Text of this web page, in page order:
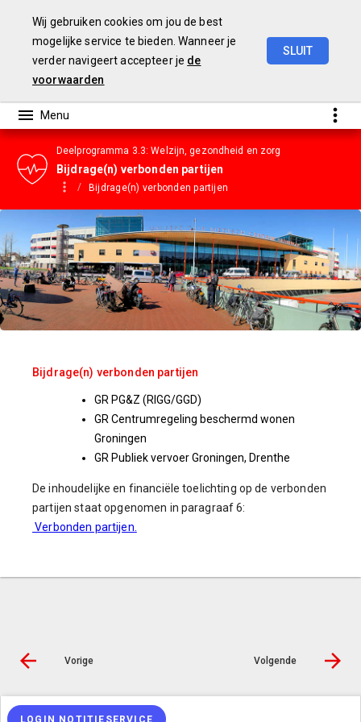
Wij gebruiken cookies om jou de best
mogelijke service te bieden. Wanneer je
verder navigeert accepteer je de
voorwaarden
SLUIT
Deelprogramma 3.3: Welzijn, gezondheid en zorg
Bijdrage(n) verbonden partijen
Bijdrage(n) verbonden partijen
Bijdrage(n) verbonden partijen
GR PG&Z (RIGG/GGD)
GR Centrumregeling beschermd wonen
Groningen
GR Publiek vervoer Groningen, Drenthe
De inhoudelijke en financiële toelichting op de verbonden
partijen staat opgenomen in paragraaf 6:
Verbonden partijen
Vorige Volgende
© Inergy|Privacy statement|
LOGIN NOTITIESERVICE